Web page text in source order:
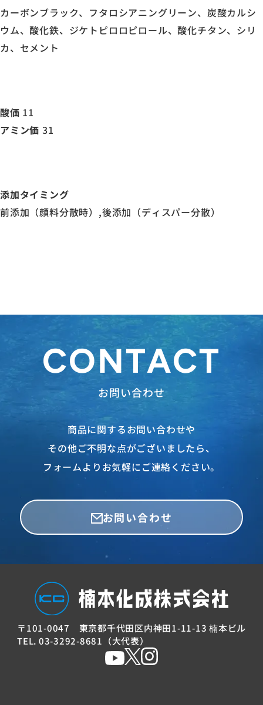
カーボンブラック、フタロシアニングリーン、炭酸カルシ
ウム、酸化鉄、ジケトピロロピロール、酸化チタン、シリ
カ、セメント
酸価 11
アミン価 31
添加タイミング
前添加（顔料分散時）,後添加（ディスパー分散）
CONTACT
お問い合わせ
商品に関するお問い合わせや
その他ご不明な点がございましたら、
フォームよりお気軽にご連絡ください。
お問い合わせ
〒101-0047 東京都千代田区内神田1-11-13 楠本ビル
TEL. 03-3292-8681（大代表）